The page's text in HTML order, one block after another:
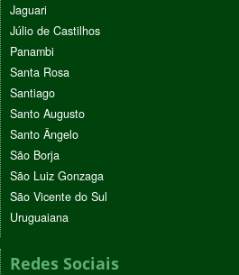
Jaguari
Júlio de Castilhos
Panambi
Santa Rosa
Santiago
Santo Augusto
Santo Ângelo
São Borja
São Luiz Gonzaga
São Vicente do Sul
Uruguaiana
Redes Sociais